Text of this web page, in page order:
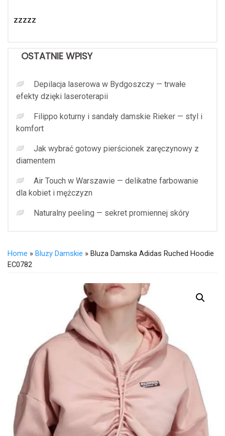
zzzzz
OSTATNIE WPISY
Depilacja laserowa w Bydgoszczy — trwałe
efekty dzięki laseroterapii
Filippo koturny i sandały damskie Rieker — styl i
komfort
Jak wybrać gotowy pierścionek zaręczynowy z
diamentem
Air Touch w Warszawie — delikatne farbowanie
dla kobiet i mężczyzn
Naturalny peeling — sekret promiennej skóry
Home » Bluzy Damskie » Bluza Damska Adidas Ruched Hoodie
EC0782